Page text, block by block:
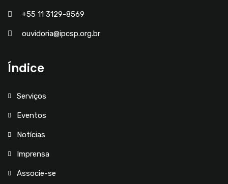
+55 11 3129-8569
ouvidoria@ipcsp.org.br
Índice
Serviços
Eventos
Notícias
Imprensa
Associe-se